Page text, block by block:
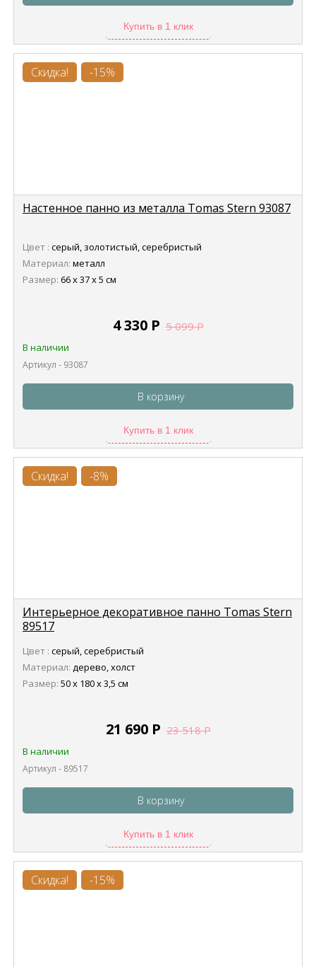
Купить в 1 клик
Скидка! -15%
Настенное панно из металла Tomas Stern 93087
Цвет : серый, золотистый, серебристый
Материал: металл
Размер: 66 х 37 х 5 см
4 330 Р 5 099Р
В наличии
Артикул - 93087
В корзину
Купить в 1 клик
Скидка! -8%
Интерьерное декоративное панно Tomas Stern
89517
Цвет : серый, серебристый
Материал: дерево, холст
Размер: 50 x 180 x 3,5 см
21 690 Р 23 518Р
В наличии
Артикул - 89517
В корзину
Купить в 1 клик
Скидка! -15%